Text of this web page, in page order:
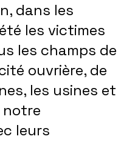
dans les
les victimes
les champs de
ouvrière, de
les usines et
notre
leurs